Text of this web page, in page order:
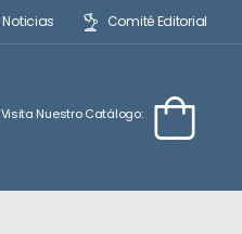
Noticias Comité Editorial
Visita Nuestro Catálogo: